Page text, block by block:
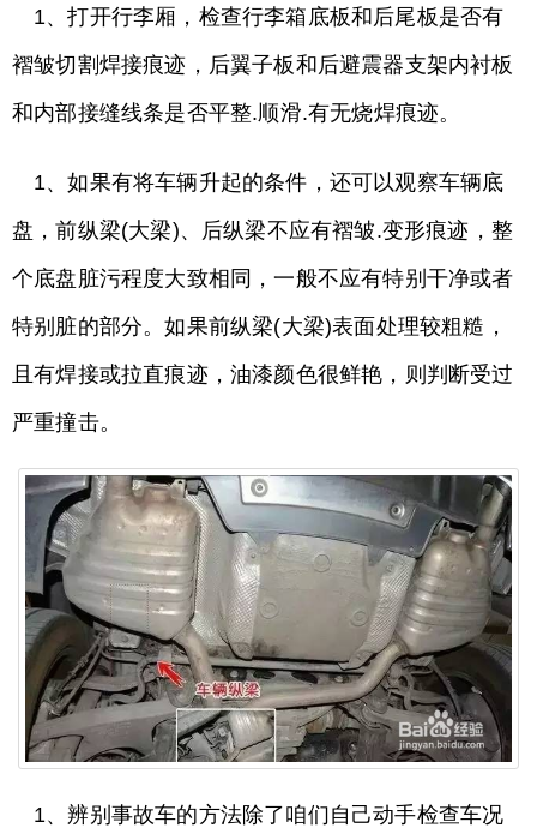
1、打开行李厢，检查行李箱底板和后尾板是否有
褶皱切割焊接痕迹，后翼子板和后避震器支架内衬板
和内部接缝线条是否平整.顺滑.有无烧焊痕迹。
1、如果有将车辆升起的条件，还可以观察车辆底
盘，前纵梁(大梁)、后纵梁不应有褶皱.变形痕迹，整
个底盘脏污程度大致相同，一般不应有特别干净或者
特别脏的部分。如果前纵梁(大梁)表面处理较粗糙，
且有焊接或拉直痕迹，油漆颜色很鲜艳，则判断受过
严重撞击。
1、辨别事故车的方法除了咱们自己动手检查车况